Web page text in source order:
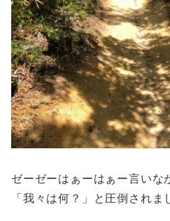
ゼーゼーはぁーはぁー言いな
「我々は何？」と圧倒されま